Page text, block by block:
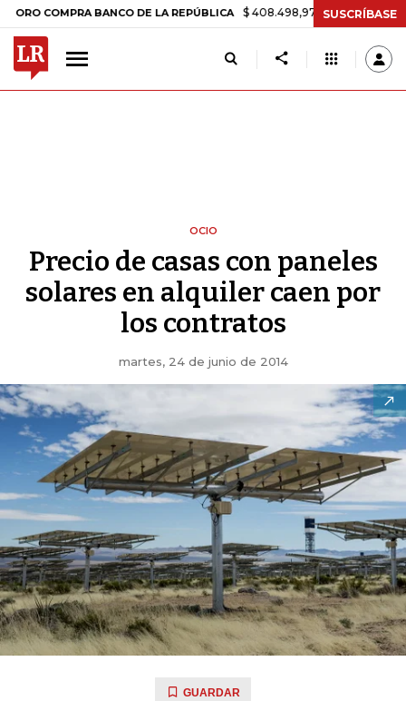
BANCO DE LA REPÚBLICA $ 408.498,97 +$ 8.753,81 +2,19%
SUSCRÍBASE
OCIO
Precio de casas con paneles
solares en alquiler caen por
los contratos
martes, 24 de junio de 2014
GUARDAR